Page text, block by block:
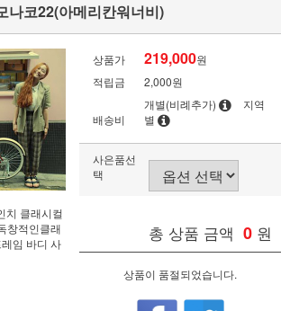
나코22(아메리칸워너비)
치 클래시컬
창적인클래
임 바디 사
상품가 219,000원
적립금
2,000원
배송비
개별(비례추가)
지역
별
사은품선
택
총 상품 금액 0 원
상품이 품절되었습니다.